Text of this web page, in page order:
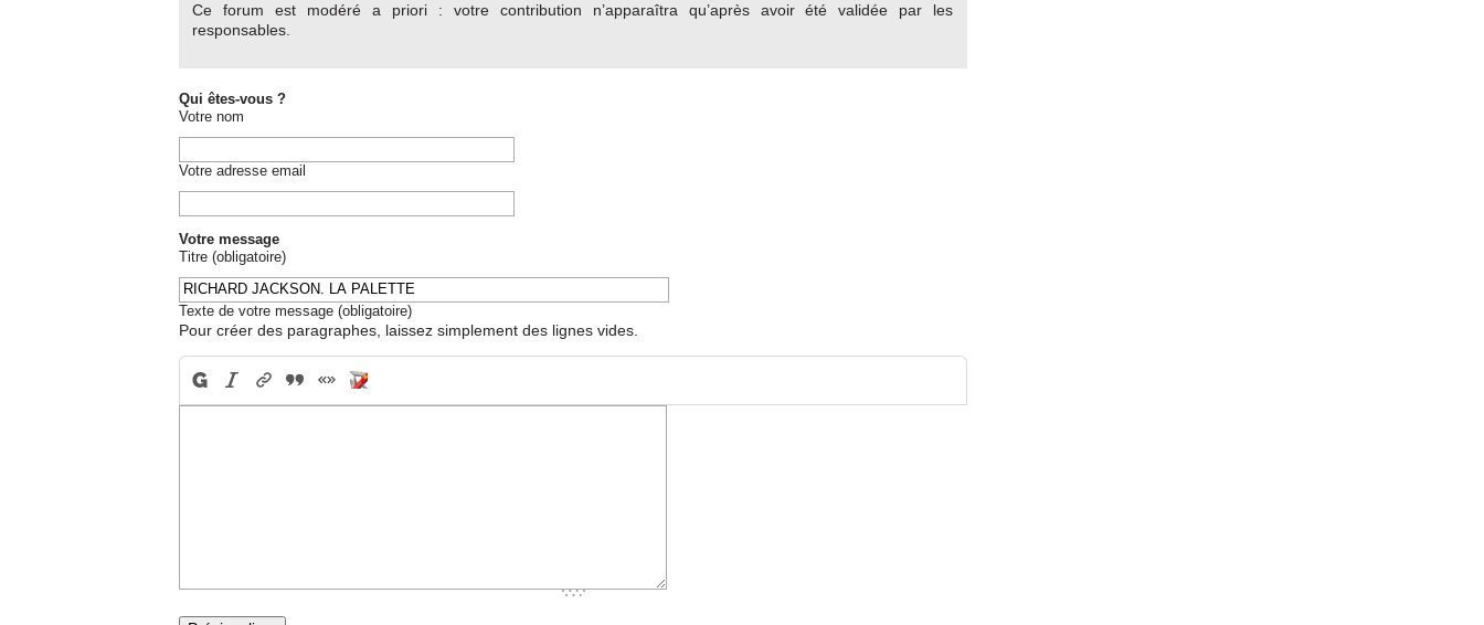
Ce forum est modéré a priori : votre contribution n’apparaîtra qu’après avoir été validée par les
responsables.
Qui êtes-vous ?
Votre nom
Votre adresse email
Votre message
Titre (obligatoire)
Texte de votre message (obligatoire)
Pour créer des paragraphes, laissez simplement des lignes vides.